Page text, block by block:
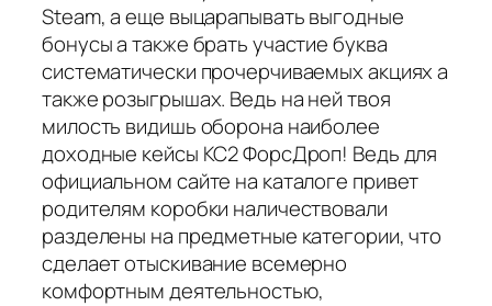
Steam, а еще выцарапывать выгодные
бонусы а также брать участие буква
систематически прочерчиваемых акциях а
также розыгрышах. Ведь на ней твоя
милость видишь оборона наиболее
доходные кейсы КС2 ФорсДроп! Ведь для
официальном сайте на каталоге привет
родителям коробки наличествовали
разделены на предметные категории, что
сделает отыскивание всемерно
комфортным деятельностью,